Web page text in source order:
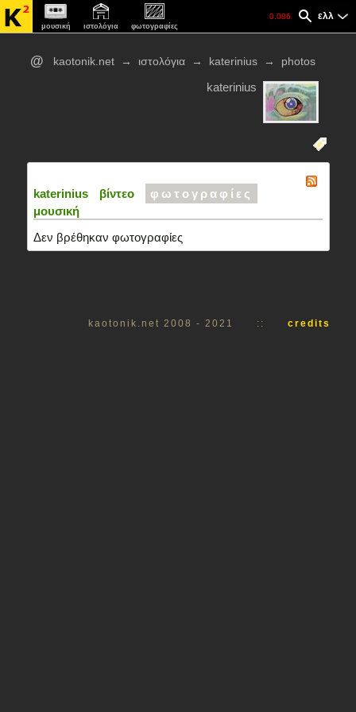
ελλ
0.086
μουσική ιστολόγια φωτογραφίες
@ kaotonik.net → ιστολόγια → katerinius → photos
katerinius
katerinius βίντεο
φωτογραφίες
μουσική
Δεν βρέθηκαν φωτογραφίες
kaotonik.net 2008 - 2021 :: credits